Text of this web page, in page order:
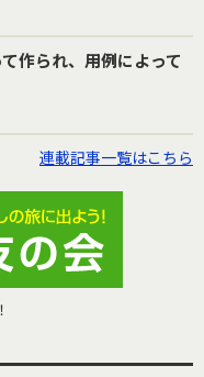
作られ、用例によって
連載記事一覧はこちら